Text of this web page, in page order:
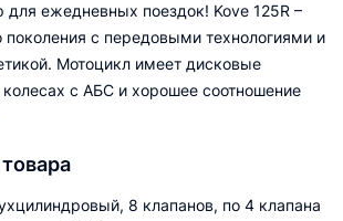
ежедневных поездок! Kove 125R –
поколения с передовыми технологиями и
Мотоцикл имеет дисковые
с АБС и хорошее соотношение
8 клапанов, по 4 клапана